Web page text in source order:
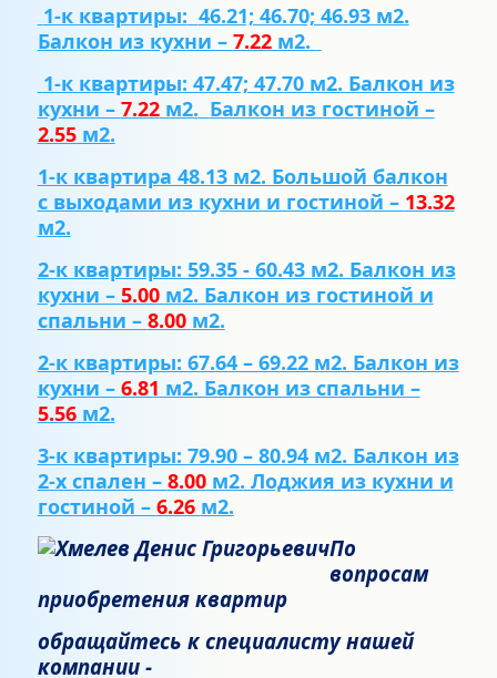
1-к квартиры: 46.21; 46.70; 46.93 м2.
Балкон из кухни – 7.22м2.
1-к квартиры: 47.47; 47.70 м2. Балкон из
кухни – 7.22м2. Балкон из гостиной –
2.55м2.
1-к квартира 48.13 м2. Большой балкон
с выходами из кухни и гостиной – 13.32
м2.
2-к квартиры: 59.35 - 60.43 м2. Балкон из
кухни – 5.00 м2. Балкон из гостиной и
спальни – 8.00 м2.
2-к квартиры: 67.64 – 69.22 м2. Балкон из
кухни – 6.81 м2. Балкон из спальни –
5.56м2.
3-к квартиры: 79.90 – 80.94 м2. Балкон из
2-х спален – 8.00м2. Лоджия из кухни и
гостиной – 6.26 м2.
По
вопросам
приобретения квартир
обращайтесь к специалисту нашей
компании -